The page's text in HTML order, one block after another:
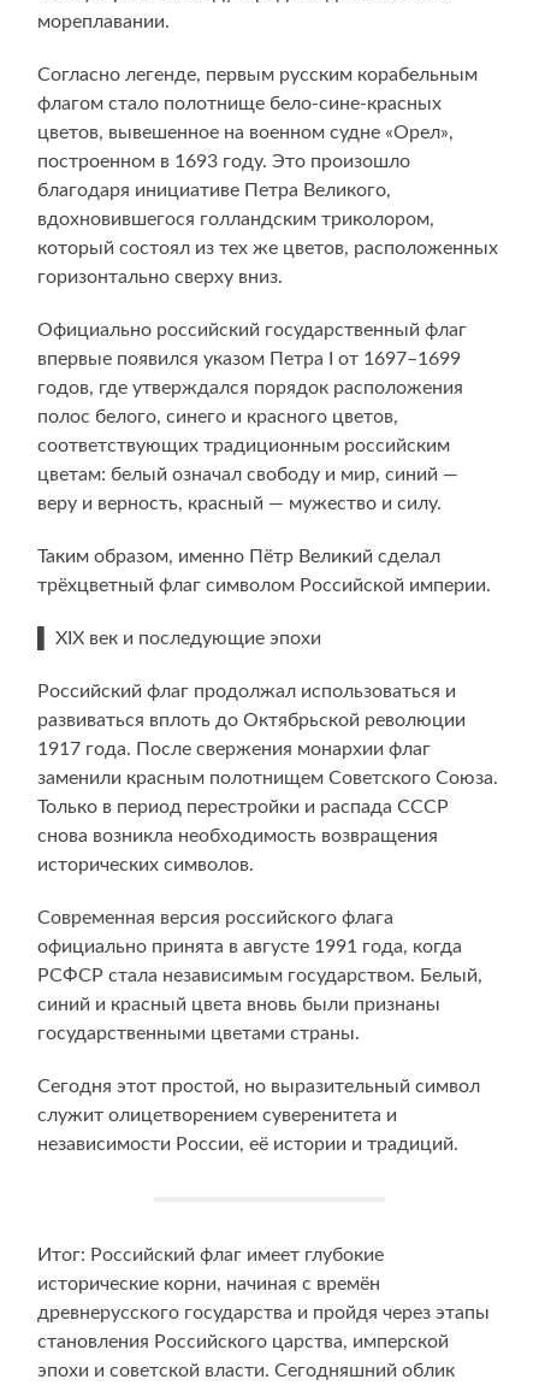
мореплавании.
Согласно легенде, первым русским корабельным
флагом стало полотнище бело-сине-красных
цветов, вывешенное на военном судне «Орел»,
построенном в 1693 году. Это произошло
благодаря инициативе Петра Великого,
вдохновившегося голландским триколором,
который состоял из тех же цветов, расположенных
горизонтально сверху вниз.
Официально российский государственный флаг
впервые появился указом Петра I от 1697–1699
годов, где утверждался порядок расположения
полос белого, синего и красного цветов,
соответствующих традиционным российским
цветам: белый означал свободу и мир, синий —
веру и верность, красный — мужество и силу.
Таким образом, именно Пётр Великий сделал
трёхцветный флаг символом Российской империи.
▌ XIX век и последующие эпохи
Российский флаг продолжал использоваться и
развиваться вплоть до Октябрьской революции
1917 года. После свержения монархии флаг
заменили красным полотнищем Советского Союза.
Только в период перестройки и распада СССР
снова возникла необходимость возвращения
исторических символов.
Современная версия российского флага
официально принята в августе 1991 года, когда
РСФСР стала независимым государством. Белый,
синий и красный цвета вновь были признаны
государственными цветами страны.
Сегодня этот простой, но выразительный символ
служит олицетворением суверенитета и
независимости России, её истории и традиций.
Итог: Российский флаг имеет глубокие
исторические корни, начиная с времён
древнерусского государства и пройдя через этапы
становления Российского царства, имперской
эпохи и советской власти. Сегодняшний облик